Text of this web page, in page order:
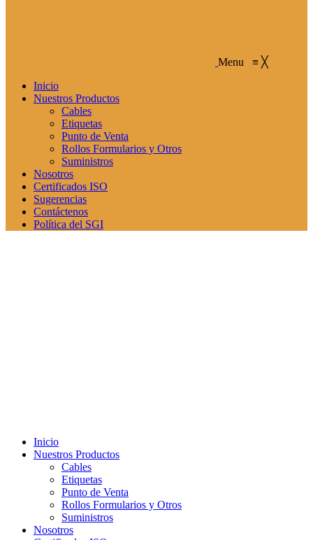
Menu ≡ ╳
Inicio
Nuestros Productos
Cables
Etiquetas
Punto de Venta
Rollos Formularios y Otros
Suministros
Nosotros
Certificados ISO
Sugerencias
Contáctenos
Política del SGI
Inicio
Nuestros Productos
Cables
Etiquetas
Punto de Venta
Rollos Formularios y Otros
Suministros
Nosotros